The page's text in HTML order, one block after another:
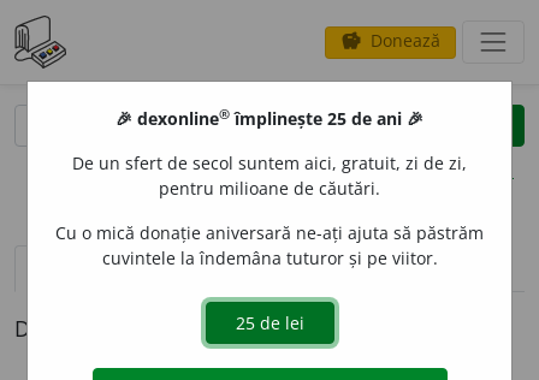
savings Donează
clear
opțiuni
definiții (1) pronunțievolume_up (50)
Definiția cu ID-ul 507891:
🎉 dexonline® împlinește 25 de ani 🎉
De un sfert de secol suntem aici, gratuit, zi de zi,
pentru milioane de căutări.
Cu o mică donație aniversară ne-ați ajuta să păstrăm
cuvintele la îndemâna tuturor și pe viitor.